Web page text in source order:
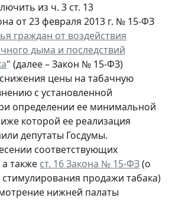
из ч. 3 ст. 13
от 23 февраля 2013 г. № 15-ФЗ
граждан от воздействия
дыма и последствий
" (далее – Закон № 15-ФЗ)
цены на табачную
с установленной
определении ее минимальной
которой ее реализация
депутаты Госдумы.
соответствующих
а также ст. 16 Закона № 15-ФЗ(о
продажи табака)
нижней палаты